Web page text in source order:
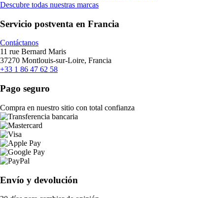
Descubre todas nuestras marcas
Servicio postventa en Francia
Contáctanos
11 rue Bernard Maris
37270 Montlouis-sur-Loire, Francia
+33 1 86 47 62 58
Pago seguro
Compra en nuestro sitio con total confianza
Envío y devolución